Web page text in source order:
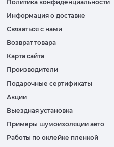
Политика конфиденциальности
Информация о доставке
Связаться с нами
Возврат товара
Карта сайта
Производители
Подарочные сертификаты
Акции
Выездная установка
Примеры шумоизоляции авто
Работы по оклейке пленкой